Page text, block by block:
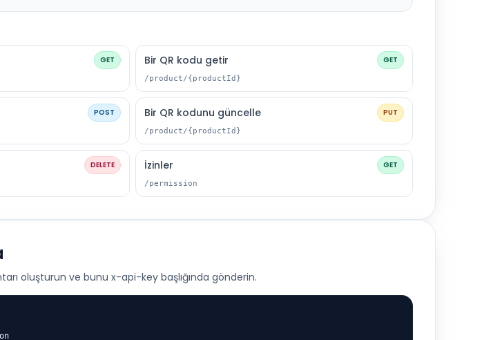
GET Bir QR kodu getir GET
/product/{productId}
POST Bir QR kodunu güncelle PUT
/product/{productId}
DELETE İzinler GET
/permission
oluşturun ve bunu x-api-key başlığında gönderin.